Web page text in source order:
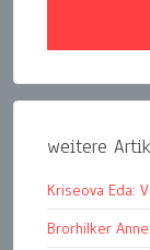
weitere
Kriseova Eda:
Brorhilker